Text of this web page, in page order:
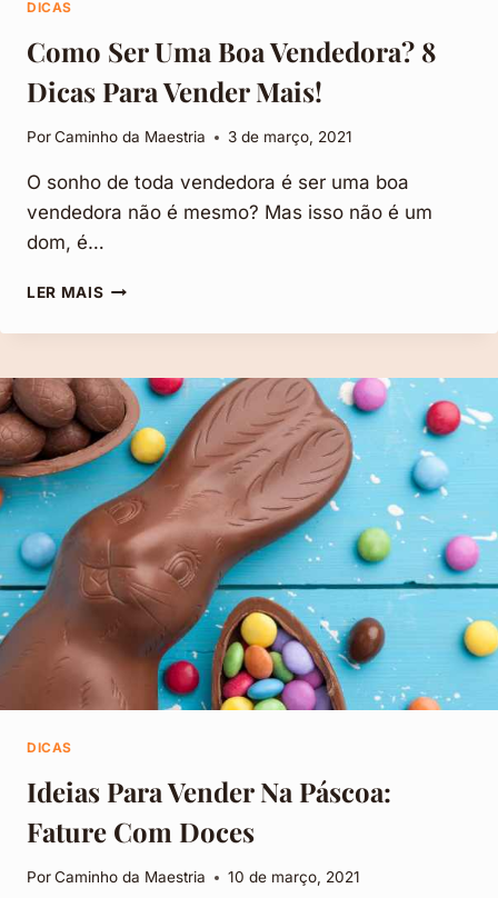
DICAS
Como Ser Uma Boa Vendedora? 8
Dicas Para Vender Mais!
PorCaminho da Maestria 3 de março, 2021
O sonho de toda vendedora é ser uma boa
vendedora não é mesmo? Mas isso não é um
dom, é…
LER MAISCOMO
UMA
VENDEDORA?
8
DICAS
PARA
VENDER
MAIS!
DICAS
Ideias Para Vender Na Páscoa:
Fature Com Doces
PorCaminho da Maestria 10 de março, 2021